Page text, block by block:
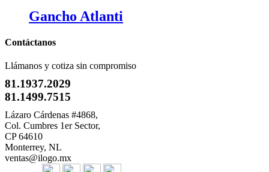
Gancho Atlanti
Contáctanos
Llámanos y cotiza sin compromiso
81.1937.2029
81.1499.7515
Lázaro Cárdenas #4868,
Col. Cumbres 1er Sector,
CP 64610
Monterrey, NL
ventas@ilogo.mx